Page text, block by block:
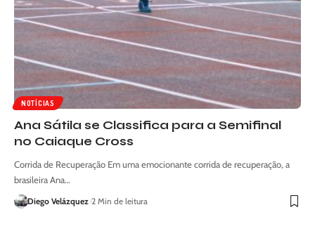
NOTÍCIAS
Ana Sátila se Classifica para a Semifinal
no Caiaque Cross
Corrida de Recuperação Em uma emocionante corrida de recuperação, a
brasileira Ana…
Diego Velázquez 2 Min de leitura